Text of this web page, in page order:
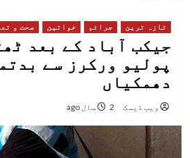
تازہ ترین جرائم خواتین صحت و
جیکب آباد کے بعد
پولیو ورکرز سے
دھمکیاں
ویب ڈیسک 2 سال ago